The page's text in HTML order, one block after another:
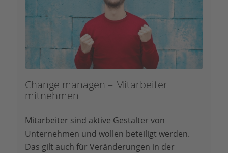
Change managen – Mitarbeiter
mitnehmen
Mitarbeiter sind aktive Gestalter von
Unternehmen und wollen beteiligt werden.
Das gilt auch für Veränderungen in der